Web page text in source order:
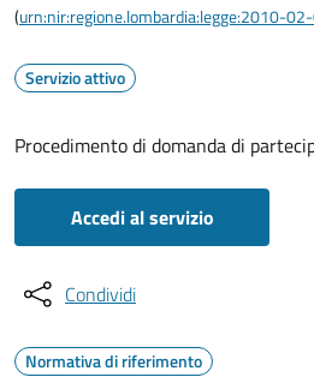
(urn:nir:regione.lombardia:legge:2010-
Servizio attivo
Procedimento di domanda di
Accedi al servizio
Condividi
Normativa di riferimento